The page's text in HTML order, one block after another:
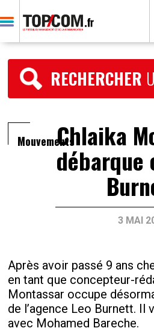
RECHERCHER
MouvementsChlaika
débarque
3 MAI
Après avoir passé 9 ans
en tant que concepteur-
Montassar occupe
de l’agence Leo Burnett. Il
avec Mohamed Bareche.